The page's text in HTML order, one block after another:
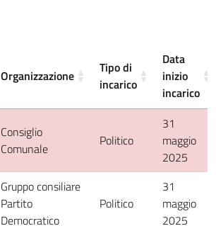
Organizzazione
Tipo di
incarico
Data
inizio
incarico
Consiglio
Comunale
Politico
31
maggio
2025
Gruppo consiliare
Partito
Democratico
Politico
31
maggio
2025